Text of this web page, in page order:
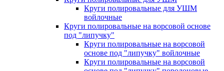
Круги полировальные для УШМ
войлочные
Круги полировальные на ворсовой основе
под "липучку"
Круги полировальные на ворсовой
основе под "липучку" войлочные
Круги полировальные на ворсовой